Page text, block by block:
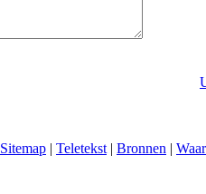
Sitemap | Teletekst | Bronnen |